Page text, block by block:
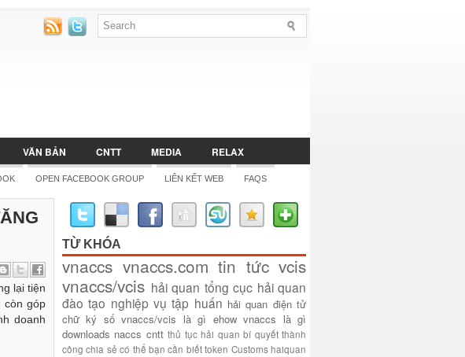
VĂN BẢN CNTT MEDIA RELAX
OPEN FACEBOOK GROUP LIÊN KẾT WEB FAQS
lại tiện
còn góp
doanh
TỪ KHÓA
vnaccs vnaccs.com tin tức vcis
vnaccs/vcis hải quan tổng cục hải quan
đào tạo nghiệp vụ tập huấn hải quan điện tử
chữ ký số vnaccs/vcis là gì ehow vnaccs là gì
downloads naccs cntt thủ tục hải quan bí quyết thành
công chia sẻ có thể bạn cần biết token Customs haiquan